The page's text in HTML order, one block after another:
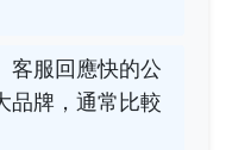
客服回應快的公
品牌，通常比較